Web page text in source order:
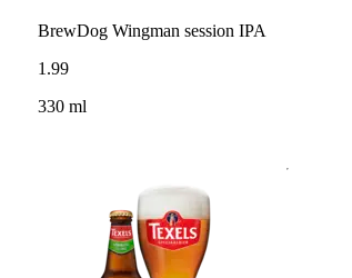
BrewDog Wingman session IPA
1 .99
330 ml